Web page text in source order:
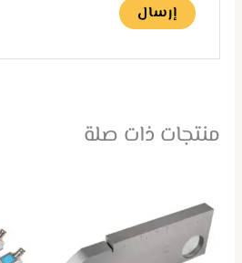
منتجات ذات صلة